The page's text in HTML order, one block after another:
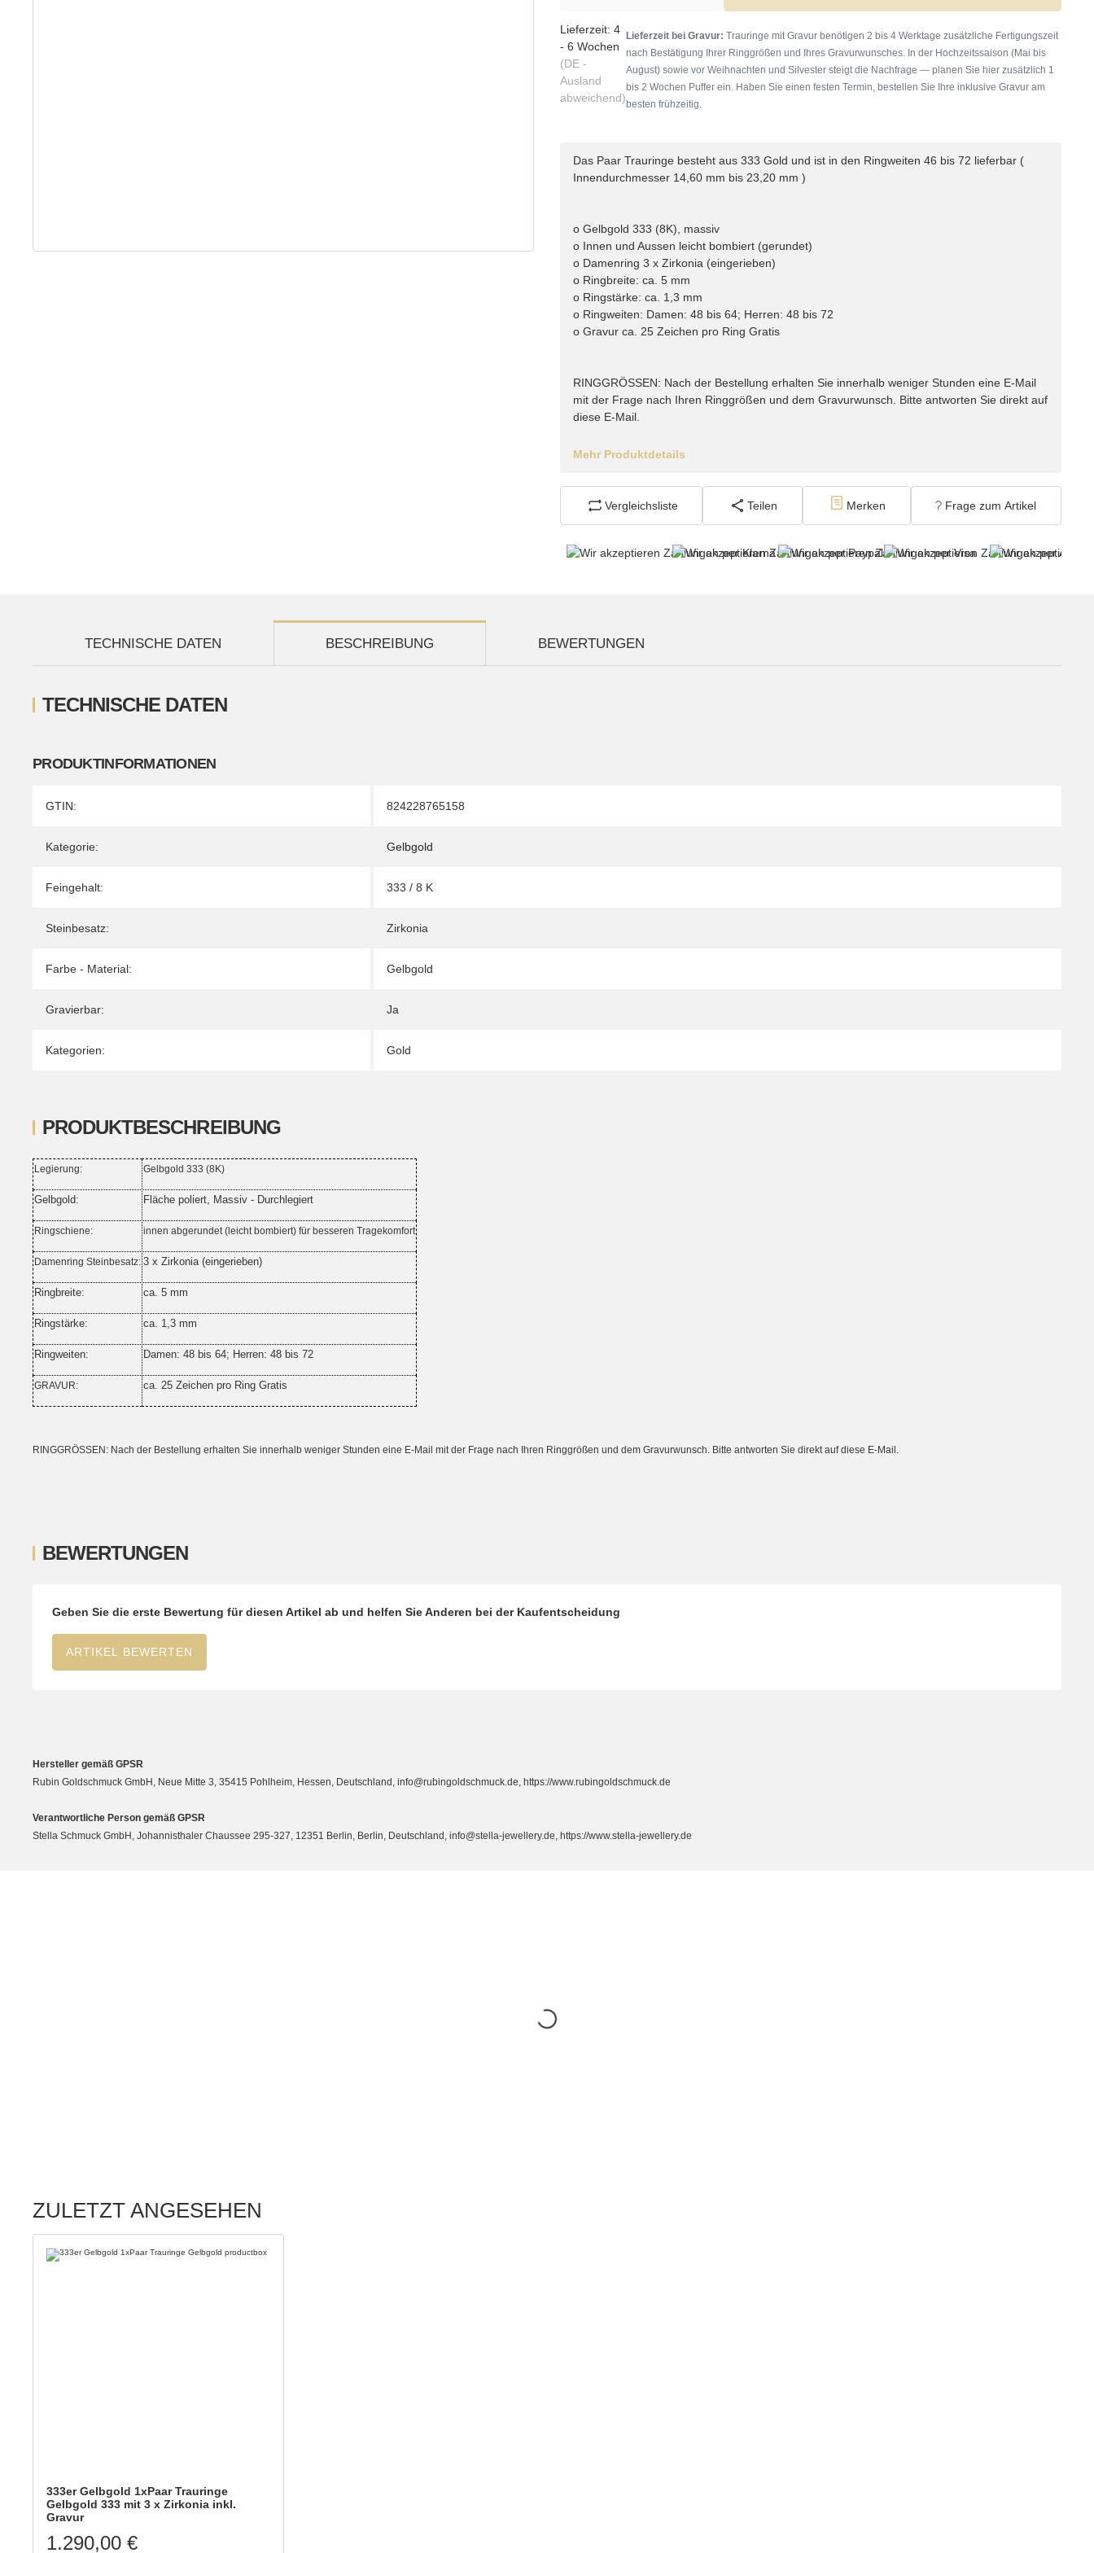
Lieferzeit: 4
- 6 Wochen
(DE -
Ausland
abweichend)
Lieferzeit bei Gravur: Trauringe mit Gravur benötigen 2 bis 4 Werktage zusätzliche Fertigungszeit
nach Bestätigung Ihrer Ringgrößen und Ihres Gravurwunsches. In der Hochzeitssaison (Mai bis
August) sowie vor Weihnachten und Silvester steigt die Nachfrage — planen Sie hier zusätzlich 1
bis 2 Wochen Puffer ein. Haben Sie einen festen Termin, bestellen Sie Ihre inklusive Gravur am
besten frühzeitig.
Das Paar Trauringe besteht aus 333 Gold und ist in den Ringweiten 46 bis 72 lieferbar (
Innendurchmesser 14,60 mm bis 23,20 mm )
o Gelbgold 333 (8K), massiv
o Innen und Aussen leicht bombiert (gerundet)
o Damenring 3 x Zirkonia (eingerieben)
o Ringbreite: ca. 5 mm
o Ringstärke: ca. 1,3 mm
o Ringweiten: Damen: 48 bis 64; Herren: 48 bis 72
o Gravur ca. 25 Zeichen pro Ring Gratis
RINGGRÖSSEN: Nach der Bestellung erhalten Sie innerhalb weniger Stunden eine E-Mail
mit der Frage nach Ihren Ringgrößen und dem Gravurwunsch. Bitte antworten Sie direkt auf
diese E-Mail.
Mehr Produktdetails
Vergleichsliste Teilen Merken Frage zum Artikel
TECHNISCHE DATEN BESCHREIBUNG BEWERTUNGEN
TECHNISCHE DATEN
PRODUKTINFORMATIONEN
Produkteigenschaft
Wert
GTIN: 824228765158
Kategorie: Gelbgold
Feingehalt: 333 / 8 K
Steinbesatz: Zirkonia
Farbe - Material: Gelbgold
Gravierbar: Ja
Kategorien: Gold
PRODUKTBESCHREIBUNG
Legierung: Gelbgold 333 (8K)
Gelbgold: Fläche poliert, Massiv - Durchlegiert
Ringschiene: innen abgerundet (leicht bombiert) für besseren Tragekomfort
Damenring Steinbesatz: 3 x Zirkonia (eingerieben)
Ringbreite: ca. 5 mm
Ringstärke: ca. 1,3 mm
Ringweiten: Damen: 48 bis 64; Herren: 48 bis 72
GRAVUR: ca. 25 Zeichen pro Ring Gratis
RINGGRÖSSEN: Nach der Bestellung erhalten Sie innerhalb weniger Stunden eine E-Mail mit der Frage nach Ihren Ringgrößen und dem Gravurwunsch. Bitte antworten Sie direkt auf diese E-Mail.
BEWERTUNGEN
Geben Sie die erste Bewertung für diesen Artikel ab und helfen Sie Anderen bei der Kaufentscheidung
ARTIKEL BEWERTEN
Hersteller gemäß GPSR
Rubin Goldschmuck GmbH, Neue Mitte 3, 35415 Pohlheim, Hessen, Deutschland, info@rubingoldschmuck.de, https://www.rubingoldschmuck.de
Verantwortliche Person gemäß GPSR
Stella Schmuck GmbH, Johannisthaler Chaussee 295-327, 12351 Berlin, Berlin, Deutschland, info@stella-jewellery.de, https://www.stella-jewellery.de
ZULETZT ANGESEHEN
333er Gelbgold 1xPaar Trauringe
Gelbgold 333 mit 3 x Zirkonia inkl.
Gravur
1.290,00 €